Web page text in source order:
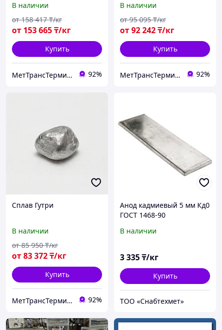
В наличии
от 153 665₸/кг
от 158 417 ₸/кг
Купить
МетТрансТерминал 92%
В наличии
от92 242₸/кг
от 95 095 ₸/кг
Купить
МетТрансТерминал 92%
Сплав Гутри
В наличии
от83 372₸/кг
от 85 950 ₸/кг
Купить
МетТрансТерминал 92%
Анод кадмиевый 5 мм Кд0
ГОСТ 1468-90
В наличии
3 335₸/кг
Купить
ТОО «Снабтехмет»